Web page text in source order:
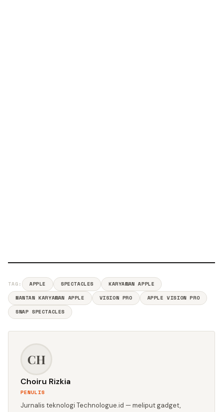
TAG: APPLE SPECTACLES
KARYAWAN APPLE
MANTAN KARYAWAN APPLE
VISION PRO
APPLE VISION PRO
SNAP SPECTACLES
CH
Choiru Rizkia
PENULIS
Jurnalis teknologi Technologue.id — meliput gadget,